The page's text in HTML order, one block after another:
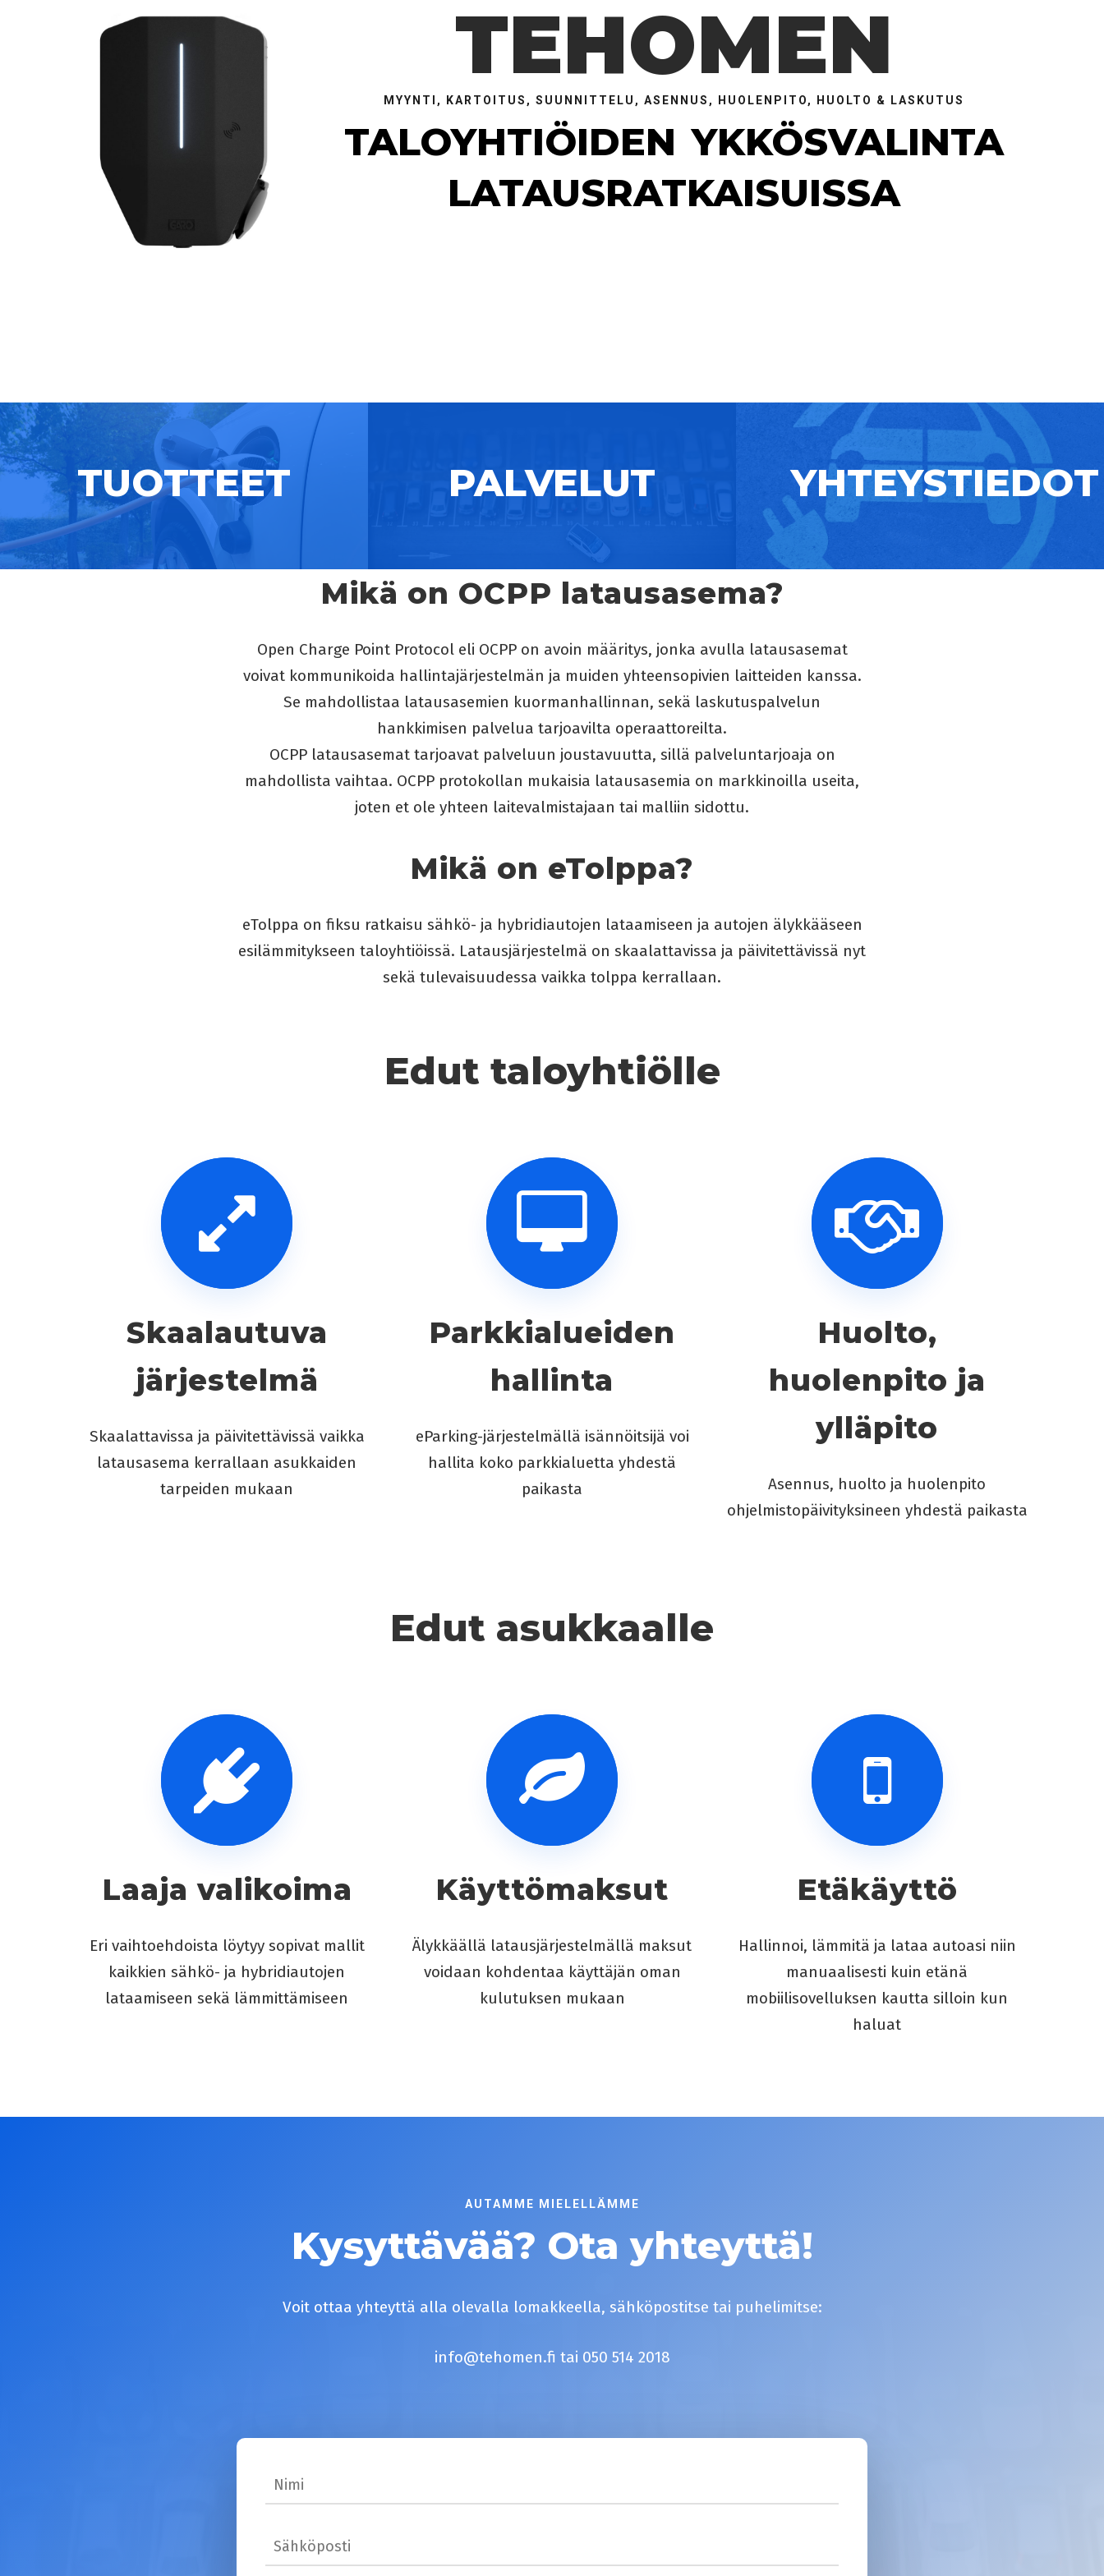
TEHOMEN
MYYNTI, KARTOITUS, SUUNNITTELU, ASENNUS, HUOLENPITO, HUOLTO & LASKUTUS
TALOYHTIÖIDEN YKKÖSVALINTA
LATAUSRATKAISUISSA
TUOTTEET PALVELUT YHTEYSTIEDOT
Mikä on OCPP latausasema?
Open Charge Point Protocol eli OCPP on avoin määritys, jonka avulla latausasemat
voivat kommunikoida hallintajärjestelmän ja muiden yhteensopivien laitteiden kanssa.
Se mahdollistaa latausasemien kuormanhallinnan, sekä laskutuspalvelun
hankkimisen palvelua tarjoavilta operaattoreilta.
OCPP latausasemat tarjoavat palveluun joustavuutta, sillä palveluntarjoaja on
mahdollista vaihtaa. OCPP protokollan mukaisia latausasemia on markkinoilla useita,
joten et ole yhteen laitevalmistajaan tai malliin sidottu.
Mikä on eTolppa?
eTolppa on fiksu ratkaisu sähkö- ja hybridiautojen lataamiseen ja autojen älykkääseen
esilämmitykseen taloyhtiöissä. Latausjärjestelmä on skaalattavissa ja päivitettävissä nyt
sekä tulevaisuudessa vaikka tolppa kerrallaan.
Edut taloyhtiölle
Skaalautuva
järjestelmä
Skaalattavissa ja päivitettävissä vaikka
latausasema kerrallaan asukkaiden
tarpeiden mukaan
Parkkialueiden
hallinta
eParking-järjestelmällä isännöitsijä voi
hallita koko parkkialuetta yhdestä
paikasta
Huolto,
huolenpito ja
ylläpito
Asennus, huolto ja huolenpito
ohjelmistopäivityksineen yhdestä paikasta
Edut asukkaalle
Laaja valikoima
Eri vaihtoehdoista löytyy sopivat mallit
kaikkien sähkö- ja hybridiautojen
lataamiseen sekä lämmittämiseen
Käyttömaksut
Älykkäällä latausjärjestelmällä maksut
voidaan kohdentaa käyttäjän oman
kulutuksen mukaan
Etäkäyttö
Hallinnoi, lämmitä ja lataa autoasi niin
manuaalisesti kuin etänä
mobiilisovelluksen kautta silloin kun
haluat
AUTAMME MIELELLÄMME
Kysyttävää? Ota yhteyttä!
Voit ottaa yhteyttä alla olevalla lomakkeella, sähköpostitse tai puhelimitse:
info@tehomen.fi tai 050 514 2018